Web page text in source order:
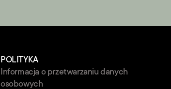
POLITYKA
Informacja o przetwarzaniu danych
osobowych